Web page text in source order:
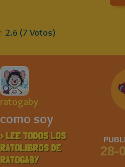
2.6 (7Votos)
ratogaby
como soy
> LEE TODOS LOS
RATOLIBROS DE
RATOGABY
28-